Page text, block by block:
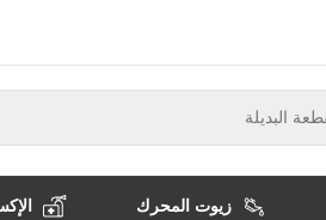
زيوت المحرك